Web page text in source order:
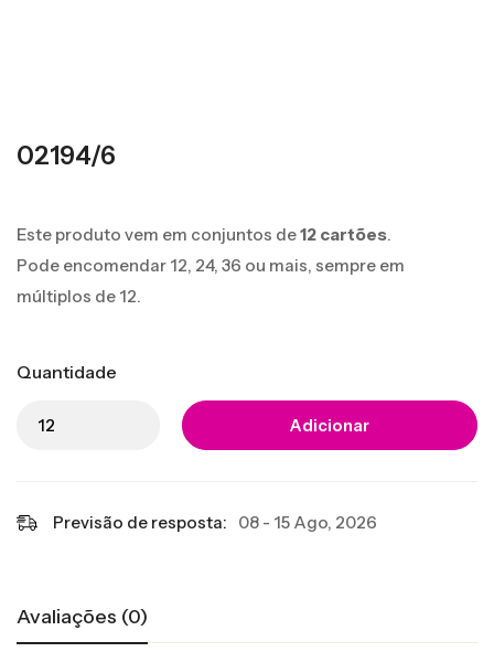
02194/6
Este produto vem em conjuntos de12 cartões.
Pode encomendar 12, 24, 36 ou mais, sempre em
múltiplos de 12.
Quantidade
Adicionar
Previsão de resposta: 08 - 15 Ago, 2026
Avaliações (0)